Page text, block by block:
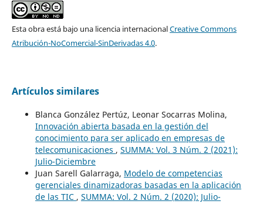
Esta obra está bajo una licencia internacionalCreative Commons
Atribución-NoComercial-SinDerivadas 4.0.
Artículos similares
Blanca González Pertúz, Leonar Socarras Molina,
Innovación abierta basada en la gestión del
conocimiento para ser aplicado en empresas de
telecomunicaciones , SUMMA: Vol. 3 Núm. 2 (2021):
Julio-Diciembre
Juan Sarell Galarraga, Modelo de competencias
gerenciales dinamizadoras basadas en la aplicación
de las TIC , SUMMA: Vol. 2 Núm. 2 (2020): Julio-